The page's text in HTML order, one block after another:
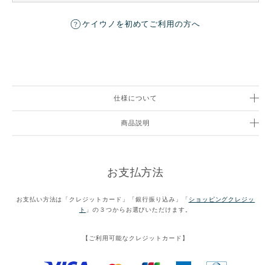
ケイウノを初めてご利用の方へ
商品説明
仕様について
お支払方法
お支払い方法は「クレジットカード」「銀行振り込み」「 ショッピングクレジッ
ト 」の３つからお選びいただけます。
【ご利用可能なクレジットカード】